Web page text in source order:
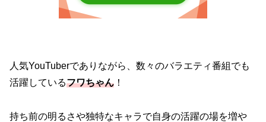
人気YouTuberでありながら、数々のバラエティ番組でも
活躍しているフワちゃん ！
持ち前の明るさや独特なキャラで自身の活躍の場を増や